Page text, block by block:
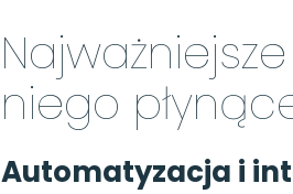
niego
Automatyzacja i